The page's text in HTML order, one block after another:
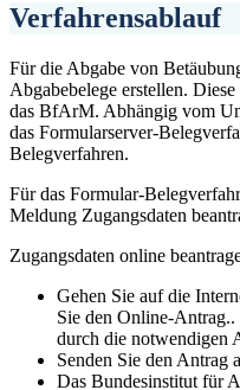
Verfahrensablauf
Für die Abgabe von
Abgabebelege erstellen.
das BfArM. Abhängig vom
das Formularserver-
Belegverfahren.
Für das Formular-
Meldung Zugangsdaten
Zugangsdaten online
Gehen Sie auf die
Sie den Online-
durch die notwendigen
Senden Sie den Antrag
Das Bundesinstitut für